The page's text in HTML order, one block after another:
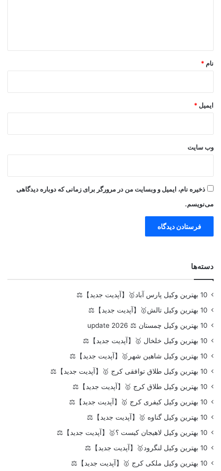
نام *
ایمیل *
وب‌ سایت
ذخیره نام، ایمیل و وبسایت من در مرورگر برای زمانی که دوباره دیدگاهی
می‌نویسم.
دسته‌ها
10 بهترین وکیل پارس آباد🥇【آپدیت جدید】⚖️
10 بهترین وکیل تالش🥇【آپدیت جدید】⚖️
10 بهترین وکیل چمستان ⚖️ update 2026
10 بهترین وکیل خلخال 🥇【آپدیت جدید】⚖️
10 بهترین وکیل شاهین شهر🥇【آپدیت جدید】⚖️
10 بهترین وکیل طلاق توافقی کرج 🥇【آپدیت جدید】⚖️
10 بهترین وکیل طلاق کرج 🥇【آپدیت جدید】⚖️
10 بهترین وکیل کیفری کرج 🥇【آپدیت جدید】⚖️
10 بهترین وکیل گناوه 🥇【آپدیت جدید】⚖️
10 بهترین وکیل لاهیجان کیست ؟🥇【آپدیت جدید】⚖️
10 بهترین وکیل لنگرود🥇【آپدیت جدید】⚖️
10 بهترین وکیل ملکی کرج 🥇【آپدیت جدید】⚖️